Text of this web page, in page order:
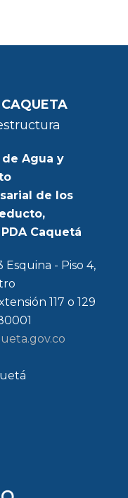
Agua y
de los
Caquetá
Esquina - Piso 4,
117 o 129